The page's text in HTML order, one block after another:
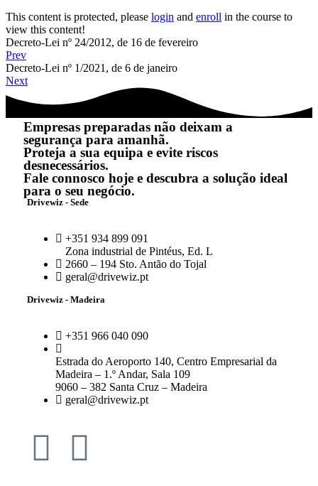
This content is protected, please login and enroll in the course to
view this content!
Decreto-Lei nº 24/2012, de 16 de fevereiro
Prev
Decreto-Lei nº 1/2021, de 6 de janeiro
Next
Empresas preparadas não deixam a
segurança para amanhã.
Proteja a sua equipa e evite riscos
desnecessários.
Fale connosco hoje e descubra a solução ideal
para o seu negócio.
Drivewiz - Sede
+351 934 899 091
Zona industrial de Pintéus, Ed. L
2660 – 194 Sto. Antão do Tojal
geral@drivewiz.pt
Drivewiz - Madeira
+351 966 040 090
Estrada do Aeroporto 140, Centro Empresarial da
Madeira – 1.º Andar, Sala 109
9060 – 382 Santa Cruz – Madeira
geral@drivewiz.pt